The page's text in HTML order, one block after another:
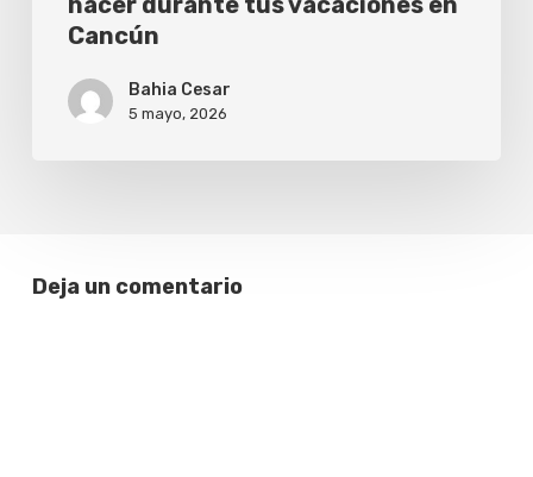
Cancún
Bahia Cesar
5 mayo, 2026
Deja un comentario